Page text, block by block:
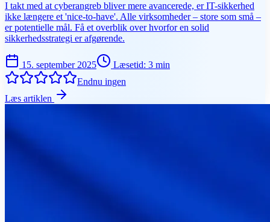
I takt med at cyberangreb bliver mere avancerede, er IT-sikkerhed
ikke længere et 'nice-to-have'. Alle virksomheder – store som små –
er potentielle mål. Få et overblik over hvorfor en solid
sikkerhedsstrategi er afgørende.
15. september 2025 Læsetid: 3 min
Endnu ingen
Læs artiklen